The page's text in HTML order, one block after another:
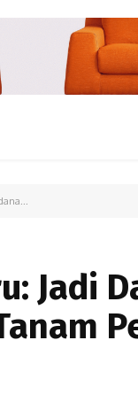
Jadi